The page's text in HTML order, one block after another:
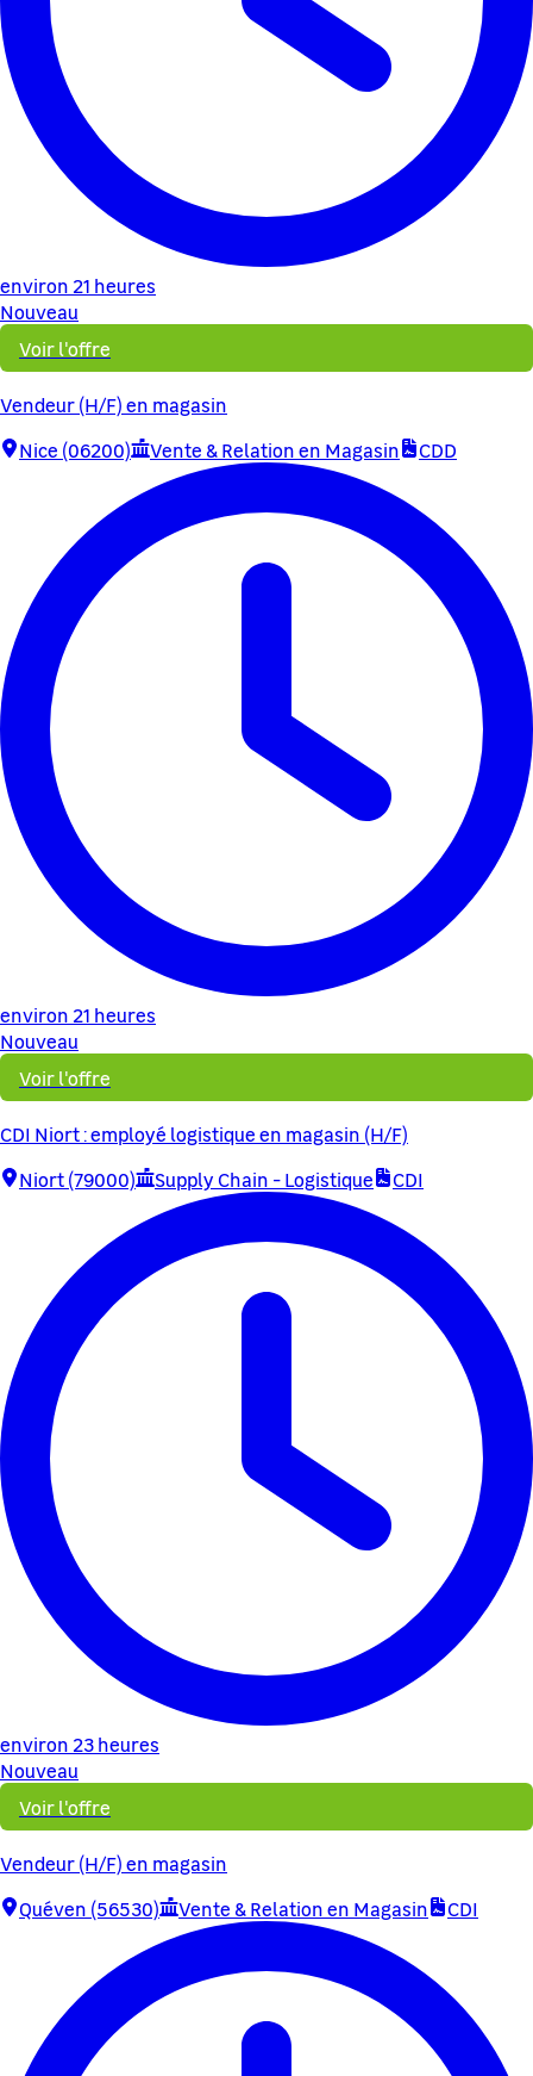
environ 21 heures
Nouveau
Voir l'offre
Vendeur (H/F) en magasin
Nice (06200)
Vente & Relation en Magasin CDD
environ 21 heures
Nouveau
Voir l'offre
CDI Niort : employé logistique en magasin (H/F)
Niort (79000)
Supply Chain - Logistique CDI
environ 23 heures
Nouveau
Voir l'offre
Vendeur (H/F) en magasin
Quéven (56530)
Vente & Relation en Magasin CDI